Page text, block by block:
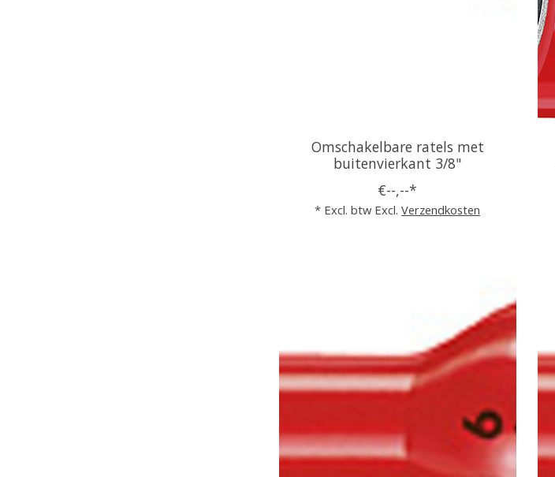
Omschakelbare ratels met
buitenvierkant 3/8"
€--,--*
* Excl. btw Excl.Verzendkosten